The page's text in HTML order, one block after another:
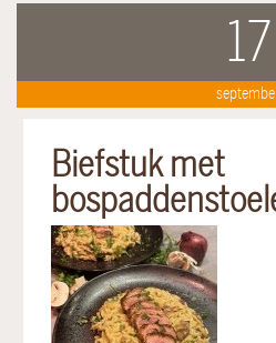
17
Biefstuk met